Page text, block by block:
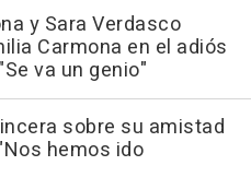
y Sara Verdasco
Carmona en el adiós
va un genio"
sobre su amistad
hemos ido